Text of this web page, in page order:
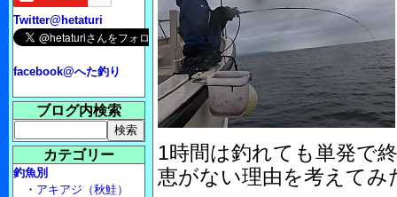
1時間は釣れても単発で
恵がない理由を考えてみ
Twitter@hetaturi
facebook@へた釣り
ブログ内検索
カテゴリー
釣魚別
・ アキアジ（秋鮭）